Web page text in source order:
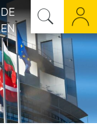
DE
EN